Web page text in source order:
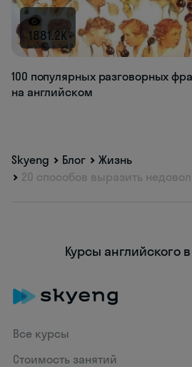
1881.2K
100 популярных разговорных
на английском
Skyeng Блог
Жизнь
20 способов выразить
Курсы английского
Все курсы
Стоимость занятий